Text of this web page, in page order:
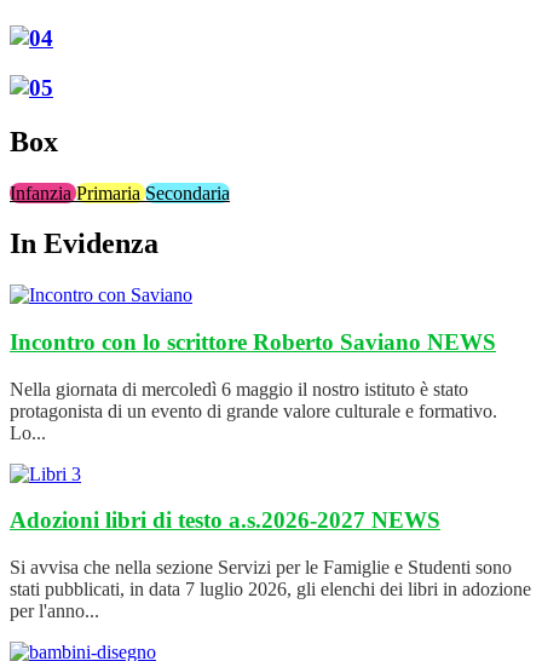
Box
InfanziaPrimariaSecondaria
In Evidenza
Incontro con lo scrittore Roberto Saviano NEWS
Nella giornata di mercoledì 6 maggio il nostro istituto è stato
protagonista di un evento di grande valore culturale e formativo.
Lo...
Adozioni libri di testo a.s.2026-2027 NEWS
Si avvisa che nella sezione Servizi per le Famiglie e Studenti sono
stati pubblicati, in data 7 luglio 2026, gli elenchi dei libri in adozione
per l'anno...